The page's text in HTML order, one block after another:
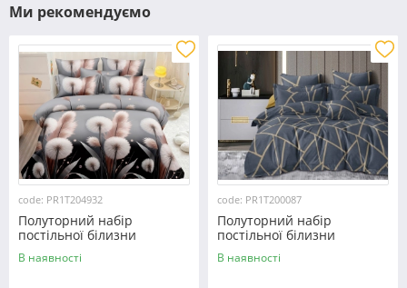
Ми рекомендуємо
code: PR1T204932
Полуторний набір
постільної білизни
150*220 із полікотону
№204932 Черешенька™
В наявності
code: PR1T200087
Полуторний набір
постільної білизни
150*220 із полікотону
№200087 Черешенька™
В наявності